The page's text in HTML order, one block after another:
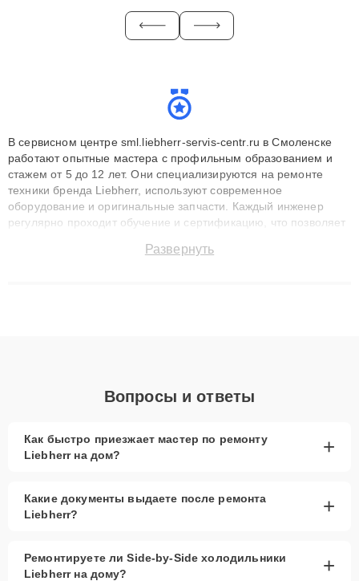
В сервисном центре sml.liebherr-servis-centr.ru в Смоленске
работают опытные мастера с профильным образованием и
стажем от 5 до 12 лет. Они специализируются на ремонте
техники бренда Liebherr, используют современное
оборудование и оригинальные запчасти. Каждый инженер
регулярно проходит обучение и сертификацию, что позволяет
технику с сохранением гарантии до 3 лет. Наши мастера
Развернуть
Вопросы и ответы
Как быстро приезжает мастер по ремонту
Liebherr на дом?
+
Какие документы выдаете после ремонта
Liebherr?
+
Ремонтируете ли Side-by-Side холодильники
Liebherr на дому?
+